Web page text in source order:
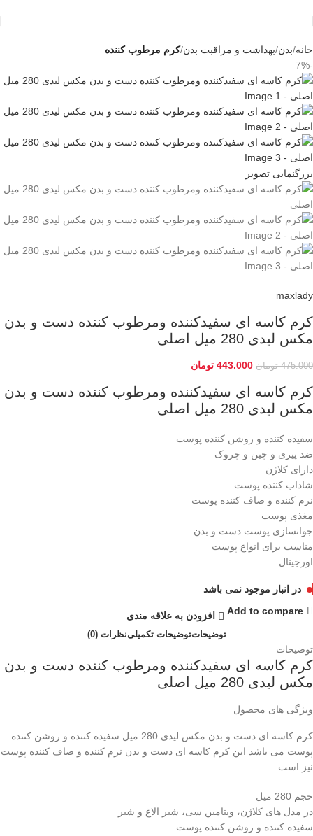
خانه بدن بهداشت و مراقبت بدن کرم مرطوب کننده
-7%
بزرگنمایی تصویر
maxlady
کرم کاسه ای سفیدکننده ومرطوب کننده دست و بدن
مکس لیدی 280 میل اصلی
475.000 تومان 443.000 تومان
کرم کاسه ای سفیدکننده ومرطوب کننده دست و بدن
مکس لیدی 280 میل اصلی
سفیده کننده و روشن کننده پوست
ضد پیری و چین و چروک
دارای کلاژن
شاداب کننده پوست
نرم کننده و صاف کننده پوست
مغذی پوست
جوانسازی پوست دست و بدن
مناسب برای انواع پوست
اورجینال
در انبار موجود نمی باشد
Add to compare
افزودن به علاقه مندی
توضیحاتتوضیحات تکمیلینظرات (0)
توضیحات
کرم کاسه ای سفیدکننده ومرطوب کننده دست و بدن
مکس لیدی 280 میل اصلی
ویژگی های محصول
کرم کاسه ای دست و بدن مکس لیدی 280 میل سفیده کننده و روشن کننده
پوست می باشد این کرم کاسه ای دست و بدن نرم کننده و صاف کننده پوست
نیز است.
حجم 280 میل
در مدل های کلاژن، ویتامین سی، شیر الاغ و شیر
سفیده کننده و روشن کننده پوست